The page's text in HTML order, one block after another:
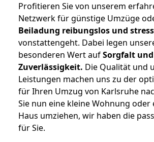
Profitieren Sie von unserem
Netzwerk für günstige Umzüge
Beiladung reibungslos und
vonstattengeht. Dabei legen
besonderen Wert aufSorgfalt und
Zuverlässigkeit. Die Qualität und
Leistungen machen uns zu der
für Ihren Umzug von Karlsruhe
Sie nun eine kleine Wohnung oder
Haus umziehen, wir haben die
für Sie.